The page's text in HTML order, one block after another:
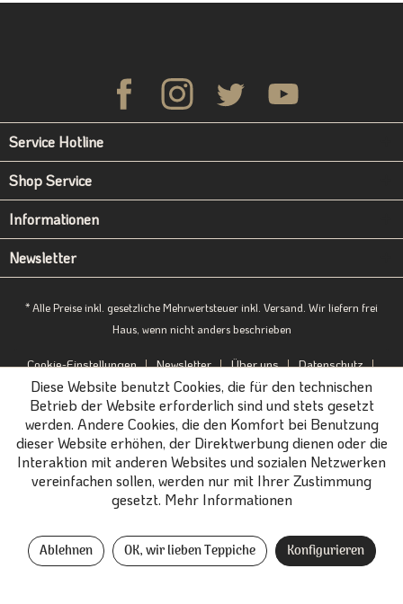
Service Hotline
Shop Service
Informationen
Newsletter
* Alle Preise inkl. gesetzliche Mehrwertsteuer inkl. Versand. Wir liefern frei
Haus, wenn nicht anders beschrieben
Cookie-Einstellungen Newsletter Über uns
Datenschutz
Impressum
B2B-Portal
Diese Website benutzt Cookies, die für den technischen
Betrieb der Website erforderlich sind und stets gesetzt
werden. Andere Cookies, die den Komfort bei Benutzung
dieser Website erhöhen, der Direktwerbung dienen oder die
Interaktion mit anderen Websites und sozialen Netzwerken
vereinfachen sollen, werden nur mit Ihrer Zustimmung
gesetzt. Mehr Informationen
Ablehnen OK, wir lieben Teppiche Konfigurieren